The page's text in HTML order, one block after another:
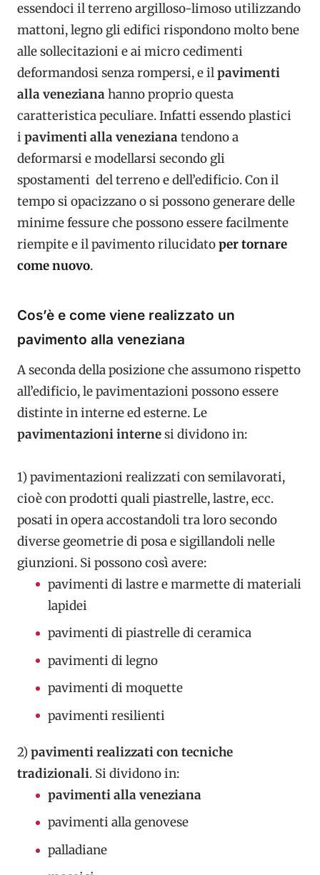
essendoci il terreno argilloso-limoso utilizzando
mattoni, legno gli edifici rispondono molto bene
alle sollecitazioni e ai micro cedimenti
deformandosi senza rompersi, e ilpavimenti
alla venezianahanno proprio questa
caratteristica peculiare. Infatti essendo plastici
i pavimenti alla venezianatendono a
deformarsi e modellarsi secondo gli
spostamenti del terreno e dell’edificio. Con il
tempo si opacizzano o si possono generare delle
minime fessure che possono essere facilmente
riempite e il pavimento rilucidatoper tornare
come nuovo.
Cos’è e come viene realizzato un
pavimento alla veneziana
A seconda della posizione che assumono rispetto
all’edificio, le pavimentazioni possono essere
distinte in interne ed esterne. Le
pavimentazioni internesi dividono in:
1) pavimentazioni realizzati con semilavorati,
cioè con prodotti quali piastrelle, lastre, ecc.
posati in opera accostandoli tra loro secondo
diverse geometrie di posa e sigillandoli nelle
giunzioni. Si possono così avere:
pavimenti di lastre e marmette di materiali
lapidei
pavimenti di piastrelle di ceramica
pavimenti di legno
pavimenti di moquette
pavimenti resilienti
2)pavimenti realizzati con tecniche
tradizionali. Si dividono in:
pavimenti alla veneziana
pavimenti alla genovese
palladiane